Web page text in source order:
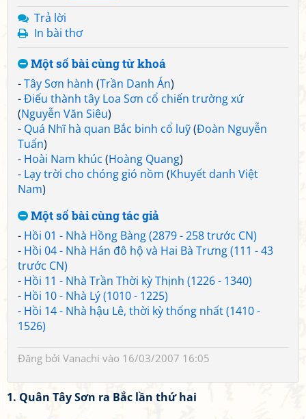
Trả lời
In bài thơ
Một số bài cùng từ khoá
-Tây Sơn hành (Trần Danh Án)
-Điếu thành tây Loa Sơn cổ chiến trường xứ
(Nguyễn Văn Siêu)
- Quá Nhĩ hà quan Bắc binh cổ luỹ(Đoàn Nguyễn
Tuấn)
- Hoài Nam khúc (Hoàng Quang)
- Lạy trời cho chóng gió nồm (Khuyết danh Việt
Nam)
Một số bài cùng tác giả
- Hồi 01 - Nhà Hồng Bàng (2879 - 258 trước CN)
- Hồi 04 - Nhà Hán đô hộ và Hai Bà Trưng (111 - 43
trước CN)
- Hồi 11 - Nhà Trần Thời kỳ Thịnh (1226 - 1340)
- Hồi 10 - Nhà Lý (1010 - 1225)
- Hồi 14 - Nhà hậu Lê, thời kỳ thống nhất (1410 -
1526)
Đăng bởi Vanachi vào 16/03/2007 16:05
1. Quân Tây Sơn ra Bắc lần thứ hai